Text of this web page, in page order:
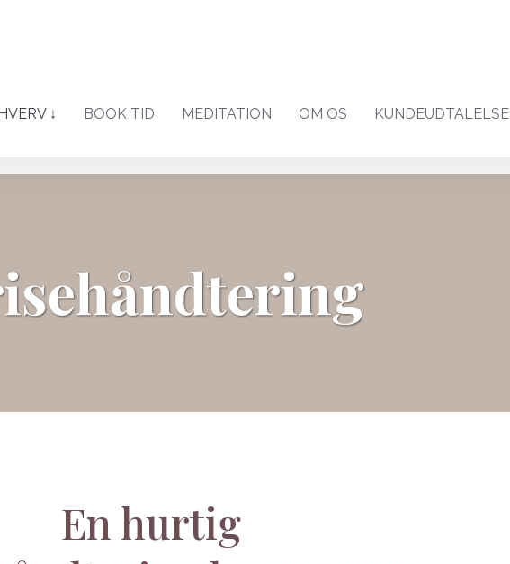
↓ BOOK TID MEDITATION OM OS KUNDEUDTALELSE
​En hurtig